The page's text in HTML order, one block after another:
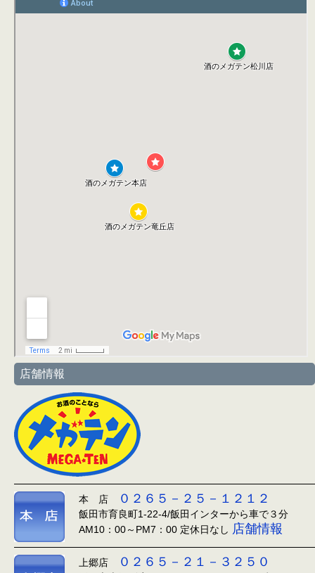
店舗情報
本 店 ０２６５－２５－１２１２
飯田市育良町1-22-4/飯田インターから車で３分
AM10：00～PM7：00 定休日なし 店舗情報
上郷店 ０２６５－２１－３２５０